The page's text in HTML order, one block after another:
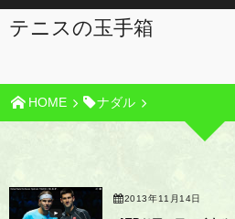
テニスの玉手箱
HOME ナダル
2013年11月14日